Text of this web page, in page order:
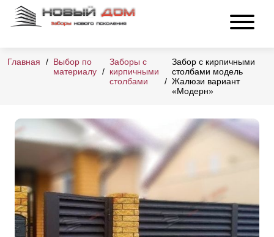
Главная
Выбор по
материалу
Заборы с
кирпичными
столбами
Забор с кирпичными
столбами модель
Жалюзи вариант
«Модерн»